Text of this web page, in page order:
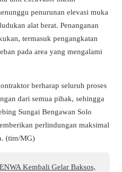
penurunan elevasi muka
alat berat. Penanganan
termasuk pengangkatan
pada area yang mengalami
berharap seluruh proses
dari semua pihak, sehingga
Sungai Bengawan Solo
perlindungan maksimal
(tim/MG)
Kembali Gelar Baksos,